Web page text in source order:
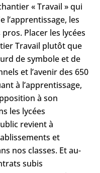
« Travail » qui
l’apprentissage, les
Placer les lycées
Travail plutôt que
de symbole et de
et l’avenir des 650
à l’apprentissage,
à son
les lycées
revient à
et
nos classes. Et au-
subis